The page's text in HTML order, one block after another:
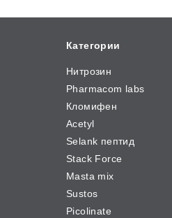
Категории
Нитрозин
Pharmacom labs
Кломифен
Acetyl
Selank пептид
Stack Force
Masta mix
Sustos
Picolinate